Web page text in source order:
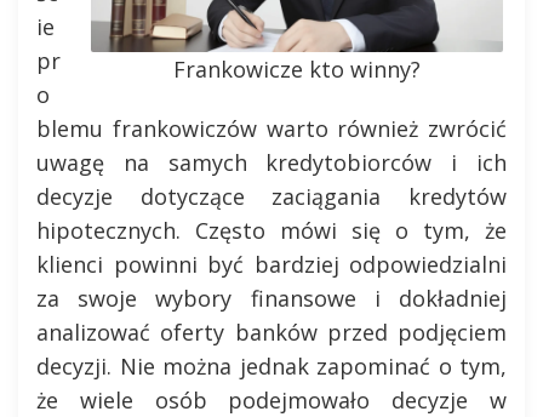
Frankowicze kto winny?
ie
pr
o
blemu frankowiczów warto również zwrócić
uwagę na samych kredytobiorców i ich
decyzje dotyczące zaciągania kredytów
hipotecznych. Często mówi się o tym, że
klienci powinni być bardziej odpowiedzialni
za swoje wybory finansowe i dokładniej
analizować oferty banków przed podjęciem
decyzji. Nie można jednak zapominać o tym,
że wiele osób podejmowało decyzje w